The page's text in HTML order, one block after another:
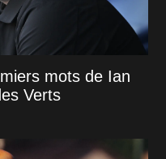
mots de Ian
Verts